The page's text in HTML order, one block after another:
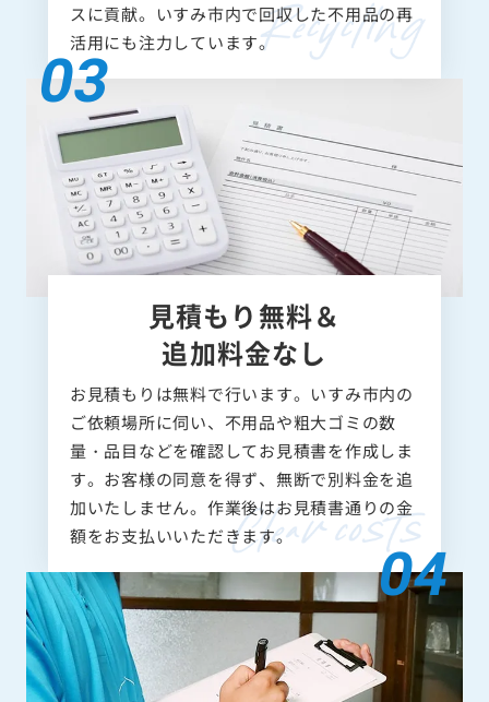
スに貢献。いすみ市内で回収した不用品の再
活用にも注力しています。
見積もり無料＆
追加料金なし
お見積もりは無料で行います。いすみ市内の
ご依頼場所に伺い、不用品や粗大ゴミの数
量・品目などを確認してお見積書を作成しま
す。お客様の同意を得ず、無断で別料金を追
加いたしません。作業後はお見積書通りの金
額をお支払いいただきます。